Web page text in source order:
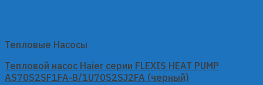
Тепловые Насосы
Тепловой насос Haier серии FLEXIS HEAT PUMP
AS70S2SF1FA-B/1U70S2SJ2FA (черный)